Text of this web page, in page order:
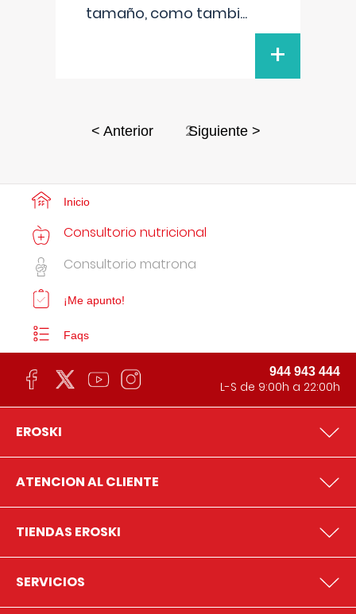
tamaño, como tambi...
+
< Anterior 2Siguiente >
Inicio
Consultorio nutricional
Consultorio matrona
¡Me apunto!
Faqs
944 943 444
L-S de 9:00h a 22:00h
EROSKI
ATENCION AL CLIENTE
TIENDAS EROSKI
SERVICIOS